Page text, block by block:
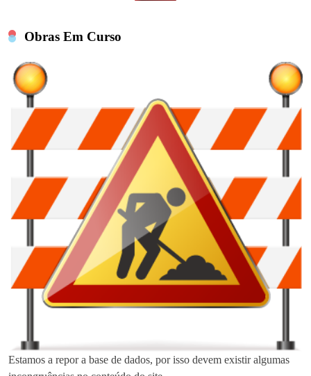
Obras Em Curso
Estamos a repor a base de dados, por isso devem existir algumas